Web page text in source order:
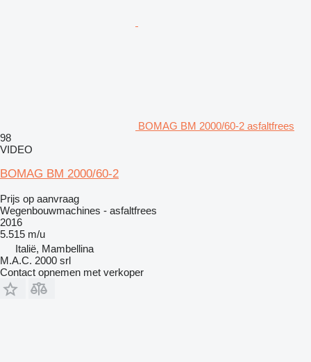
BOMAG BM 2000/60-2 asfaltfrees
98
VIDEO
BOMAG BM 2000/60-2
Prijs op aanvraag
Wegenbouwmachines - asfaltfrees
2016
5.515 m/u
Italië, Mambellina
M.A.C. 2000 srl
Contact opnemen met verkoper